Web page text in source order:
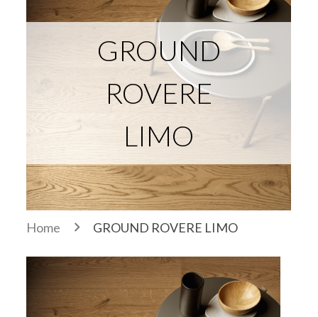
GROUND
ROVERE
LIMO
Home GROUND ROVERE LIMO
Previous Next